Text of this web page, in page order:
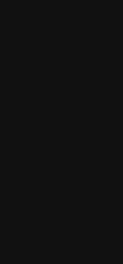
Für
Euro
drei und